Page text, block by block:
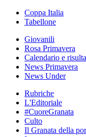
Coppa Italia
Tabellone
Giovanili
Rosa Primavera
Calendario e
News Primavera
News Under
Rubriche
L'Editoriale
#CuoreGranata
Culto
Il Granata della